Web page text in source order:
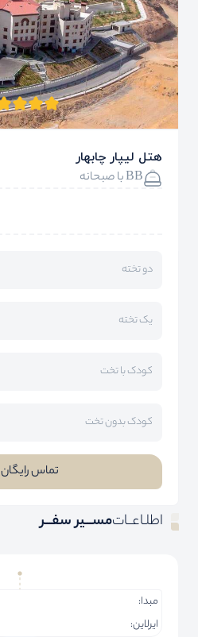
هتل لیپار چابهار
BB با صبحانه
دو تخته
یک تخته
کودک با تخت
کودک بدون تخت
تماس رایگان
اطلـاعــاتمســـیر سفـــر
مبدا:
ایرلاین: